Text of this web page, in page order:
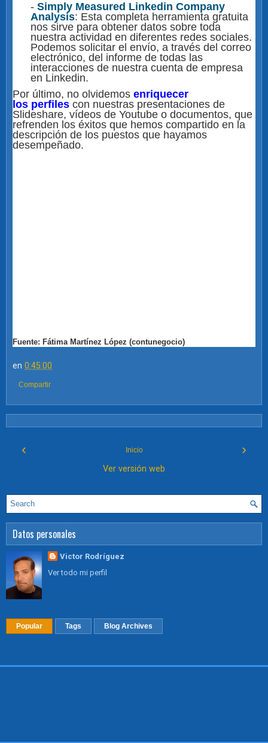
- Simply Measured Linkedin Company
Analysis: Esta completa herramienta gratuita
nos sirve para obtener datos sobre toda
nuestra actividad en diferentes redes sociales.
Podemos solicitar el envío, a través del correo
electrónico, del informe de todas las
interacciones de nuestra cuenta de empresa
en Linkedin.
Por último, no olvidemos enriquecer
los perfiles con nuestras presentaciones de
Slideshare, vídeos de Youtube o documentos, que
refrenden los éxitos que hemos compartido en la
descripción de los puestos que hayamos
desempeñado.
Fuente: Fátima Martínez López (contunegocio)
en 0:45:00
Compartir
‹ ›
Inicio
Ver versión web
Datos personales
Victor Rodríguez
Ver todo mi perfil
Popular Tags Blog Archives